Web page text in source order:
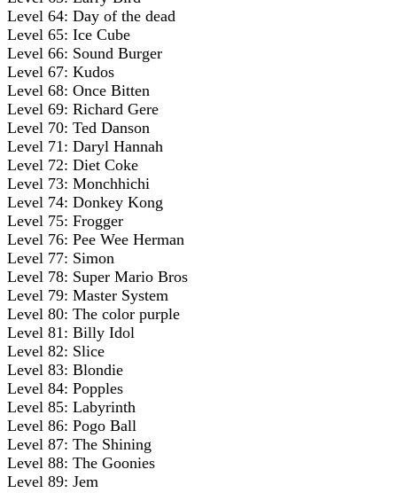
Level 64: Day of the dead
Level 65: Ice Cube
Level 66: Sound Burger
Level 67: Kudos
Level 68: Once Bitten
Level 69: Richard Gere
Level 70: Ted Danson
Level 71: Daryl Hannah
Level 72: Diet Coke
Level 73: Monchhichi
Level 74: Donkey Kong
Level 75: Frogger
Level 76: Pee Wee Herman
Level 77: Simon
Level 78: Super Mario Bros
Level 79: Master System
Level 80: The color purple
Level 81: Billy Idol
Level 82: Slice
Level 83: Blondie
Level 84: Popples
Level 85: Labyrinth
Level 86: Pogo Ball
Level 87: The Shining
Level 88: The Goonies
Level 89: Jem